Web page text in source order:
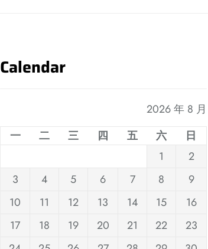
Calendar
2026 年 8 月
一
二 三 四 五 六
日
1
2
3
4 5 6 7 8
9
10
11 12 13 14 15
16
17
18 19 20 21 22
23